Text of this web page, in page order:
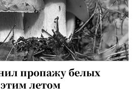
пропажу белых
летом